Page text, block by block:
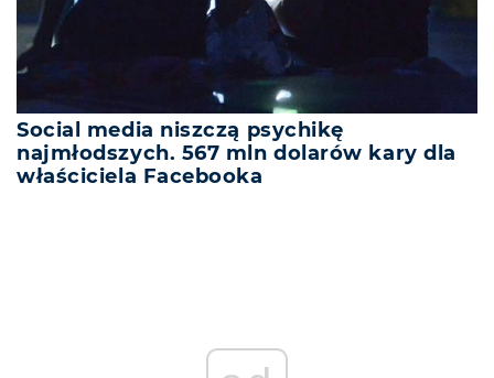
Social media niszczą psychikę
najmłodszych. 567 mln dolarów kary dla
właściciela Facebooka